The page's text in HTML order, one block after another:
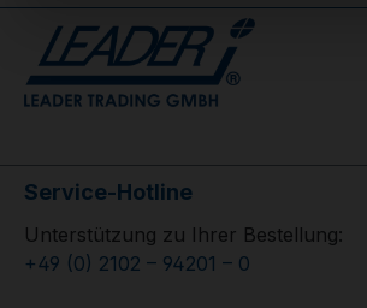
Service-Hotline
Unterstützung zu Ihrer Bestellung:
+49 (0) 2102 – 94201 – 0